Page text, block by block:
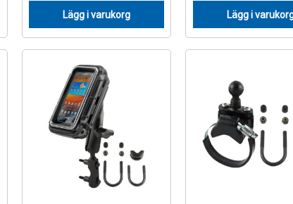
Lägg i varukorg Lägg i